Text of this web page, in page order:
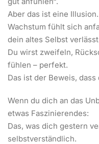
Aber das ist eine Illusion.
Wachstum fühlt sich
dein altes Selbst
Du wirst zweifeln,
fühlen – perfekt.
Das ist der Beweis, dass
Wenn du dich an das
etwas Faszinierendes:
Das, was dich gestern
selbstverständlich.